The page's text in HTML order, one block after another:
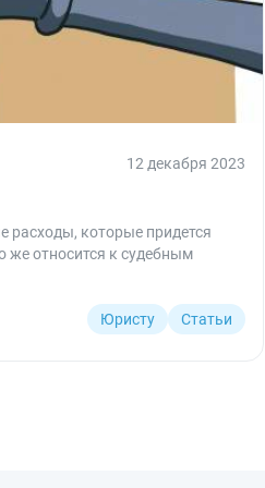
12 декабря 2023
расходы, которые придется
же относится к судебным
Юристу Статьи